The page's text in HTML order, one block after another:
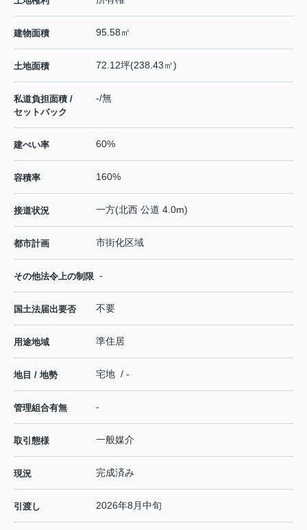
建物面積 95.58㎡
土地面積 72.12坪(238.43㎡)
私道負担面積 /
セットバック
-/無
建ぺい率 60%
容積率 160%
接道状況 一方(北西 公道 4.0m)
都市計画 市街化区域
その他法令上の制限 -
国土法届出要否 不要
用途地域 準住居
地目 / 地勢 宅地 / -
管理組合有無 -
取引態様 一般媒介
現況 完成済み
引渡し 2026年8月中旬